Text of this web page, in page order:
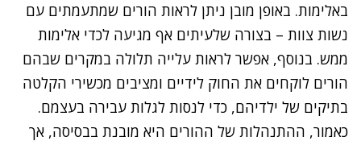
באלימות. באופן מובן ניתן לראות הורים שמתעמתים עם
נשות צוות – בצורה שלעיתים אף מגיעה לכדי אלימות
ממש. בנוסף, אפשר לראות עלייה תלולה במקרים שבהם
הורים לוקחים את החוק לידיים ומציבים מכשירי הקלטה
בתיקים של ילדיהם, כדי לנסות לגלות עבירה בעצמם.
כאמור, ההתנהלות של ההורים היא מובנת בבסיסה, אך